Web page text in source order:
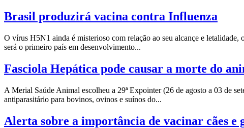
Brasil produzirá vacina contra Influenza
O vírus H5N1 ainda é misterioso com relação ao seu alcançe e
será o primeiro país em desenvolvimento...
Fasciola Hepática pode causar a morte do
A Merial Saúde Animal escolheu a 29ª Expointer (26 de agosto a 03 de
antiparasitário para bovinos, ovinos e suínos do...
Alerta sobre a importância de vacinar cães e